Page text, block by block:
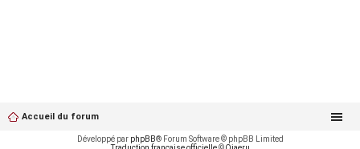
Accueil du forum
Développé par phpBB® Forum Software © phpBB Limited